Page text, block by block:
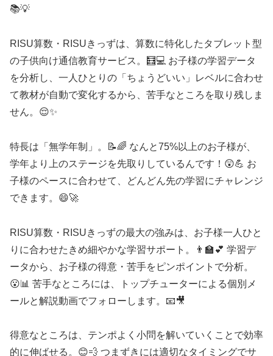
📚💡
RISU算数・RISUきっずは、算数に特化したタブレット型
の子供向け通信教育サービス。🧮💻 お子様の学習データ
を分析し、一人ひとりの「ちょうどいい」レベルに合わせ
て教材が自動で変化するから、苦手なところを取り残しま
せん。😌✨
特長は「無学年制」。📝🌈 なんと75%以上のお子様が、
学年より上のステージを先取りしているんです！😲💪 お
子様のペースに合わせて、どんどん先の学習にチャレンジ
できます。😄🚀
RISU算数・RISUきっずの最大の強みは、お子様一人ひと
りに合わせたきめ細やかな学習サポート。👨‍🏫💕 学習デ
ータから、お子様の得意・苦手をピンポイントで分析。
😮📊 苦手なところには、トップチューターによる個別メ
ールと解説動画でフォローします。📧🎥
得意なところは、テンポよく小問を解いていくことで効率
的に伸ばせる。😊💨 つまずきには適切なタイミングでサ